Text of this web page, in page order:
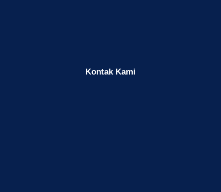
Kontak Kami